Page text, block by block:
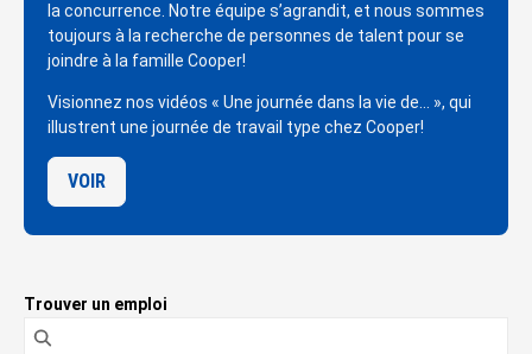
la concurrence. Notre équipe s’agrandit, et nous sommes
toujours à la recherche de personnes de talent pour se
joindre à la famille Cooper!
Visionnez nos vidéos « Une journée dans la vie de… », qui
illustrent une journée de travail type chez Cooper!
VOIR
Trouver un emploi